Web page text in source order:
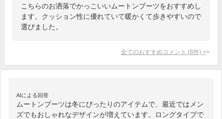
こちらのお洒落でかっこいいムートンブーツをおすすめし
ます。クッション性に優れていて暖かくて歩きやすいので
選びました。
全てのおすすめコメント (8件) >
AIによる回答
ムートンブーツは冬にぴったりのアイテムで、最近ではメン
ズでもおしゃれなデザインが増えています。ロングタイプで